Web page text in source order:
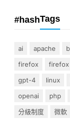
#hashTags
ai apache
firefox
firefox
gpt-4
linux
openai
php
分級制度
微軟